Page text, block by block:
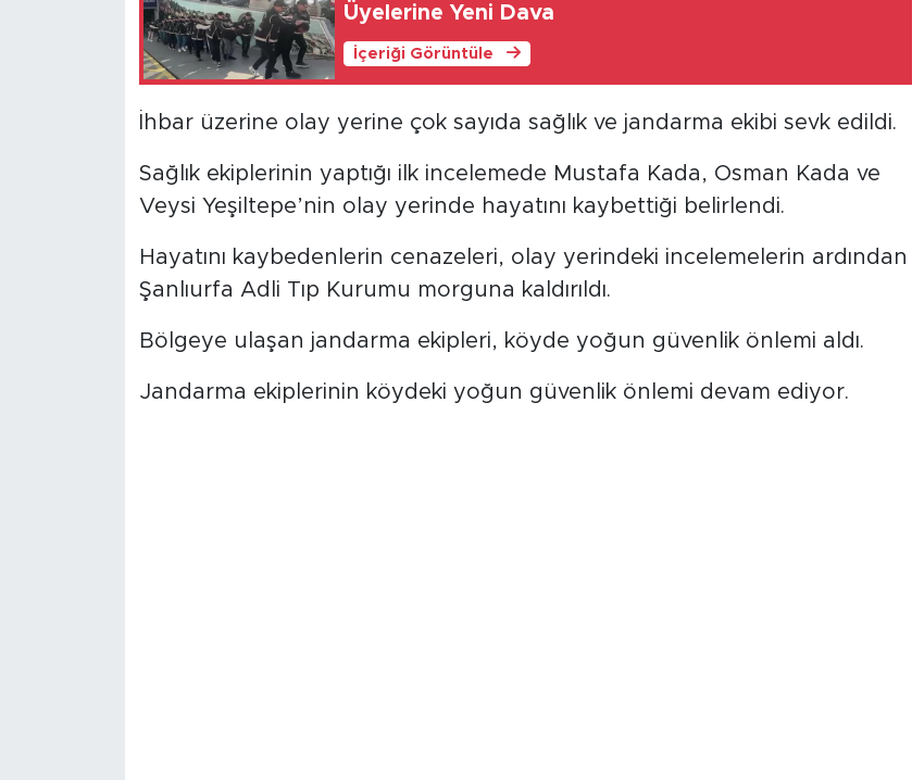
Üyelerine Yeni Dava
İçeriği Görüntüle
İhbar üzerine olay yerine çok sayıda sağlık ve jandarma ekibi sevk edildi.
Sağlık ekiplerinin yaptığı ilk incelemede Mustafa Kada, Osman Kada ve
Veysi Yeşiltepe’nin olay yerinde hayatını kaybettiği belirlendi.
Hayatını kaybedenlerin cenazeleri, olay yerindeki incelemelerin ardından
Şanlıurfa Adli Tıp Kurumu morguna kaldırıldı.
Bölgeye ulaşan jandarma ekipleri, köyde yoğun güvenlik önlemi aldı.
Jandarma ekiplerinin köydeki yoğun güvenlik önlemi devam ediyor.